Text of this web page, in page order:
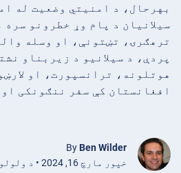
بهرحال، د امنیتي وضعیت له
سیلانیان د پام وړ خطرونو سره
ترهګرۍ، تښتونې، او وسله
پردې، د سیلانیو د زیربناو
هوتلونه، ترانسپورت، او
افغانستان کې سفر ننګونکی
By Ben Wilder
خپور مارچ 16, 2024 • د ولولو لپاره 6 دقیقې